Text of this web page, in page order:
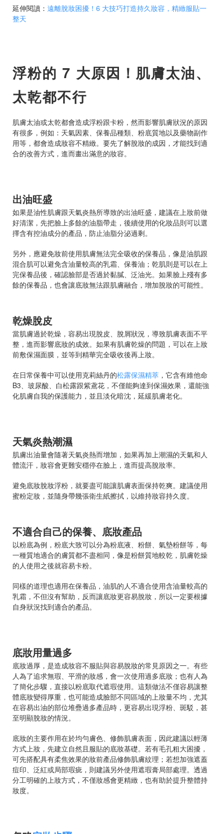
延伸閱讀： 遠離脫妝困擾！6 大技巧打造持久妝容，精緻服貼一
整天
浮粉的 7 大原因！肌膚太油、
太乾都不行
肌膚太油或太乾都會造成浮粉跟卡粉，然而影響肌膚狀況的原因
有很多，例如：天氣因素、保養品種類、粉底質地以及藥物副作
用等，都會造成妝容不精緻。要先了解脫妝的成因，才能找到適
合的改善方式，進而畫出滿意的妝容。
出油旺盛
如果是油性肌膚跟天氣炎熱所導致的出油旺盛，建議在上妝前做
好清潔，先把臉上多餘的油脂帶走，後續使用的化妝品則可以選
擇含有控油成分的產品，防止油脂分泌過剩。
另外，應避免妝前使用肌膚無法完全吸收的保養品，像是油肌跟
混合肌可以避免含油量較高的乳霜、保養油；乾肌則是可以在上
完保養品後，確認臉部是否過於黏膩、泛油光。如果臉上殘有多
餘的保養品，也會讓底妝無法跟肌膚融合，增加脫妝的可能性。
乾燥脫皮
當肌膚過於乾燥，容易出現脫皮、脫屑狀況，導致肌膚表面不平
整，進而影響底妝的成效。如果有肌膚乾燥的問題，可以在上妝
前敷保濕面膜，並等到精華完全吸收後再上妝。
在日常保養中可以使用克莉絲丹的松露保濕精萃 ，它含有維他命
B3、玻尿酸、白松露跟紫鳶花，不僅能夠達到保濕效果，還能強
化肌膚自我的保護能力，並且淡化暗沈，延緩肌膚老化。
天氣炎熱潮濕
肌膚出油量會隨著天氣炎熱而增加，如果再加上潮濕的天氣和人
體流汗，妝容會更難安穩停在臉上，進而提高脫妝率。
避免底妝脫妝浮粉，就要盡可能讓肌膚表面保持乾爽。建議使用
蜜粉定妝，並隨身帶幾張衛生紙擦拭，以維持妝容持久度。
不適合自己的保養、底妝產品
以粉底為例，粉底大致可以分為粉底液、粉餅、氣墊粉餅等，每
一種質地適合的膚質都不盡相同，像是粉餅質地較乾，肌膚乾燥
的人使用之後就容易卡粉。
同樣的道理也適用在保養品，油肌的人不適合使用含油量較高的
乳霜，不但沒有幫助，反而讓底妝更容易脫妝，所以一定要根據
自身狀況找到適合的產品。
底妝用量過多
底妝過厚，是造成妝容不服貼與容易脫妝的常見原因之一。有些
人為了追求無瑕、平滑的妝感，會一次使用過多底妝；也有人為
了簡化步驟，直接以粉底取代遮瑕使用。這類做法不僅容易讓整
體底妝變得厚重，也可能造成臉部不同區域的上妝量不均，尤其
在容易出油的部位堆疊過多產品時，更容易出現浮粉、斑駁，甚
至明顯脫妝的情況。
底妝的主要作用在於均勻膚色、修飾肌膚表面，因此建議以輕薄
方式上妝，先建立自然且服貼的底妝基礎。若有毛孔粗大困擾，
可先搭配具有柔焦效果的妝前產品修飾肌膚紋理；若想加強遮蓋
痘印、泛紅或局部瑕疵，則建議另外使用遮瑕膏局部處理。透過
分工明確的上妝方式，不僅妝感會更精緻，也有助於提升整體持
妝度。